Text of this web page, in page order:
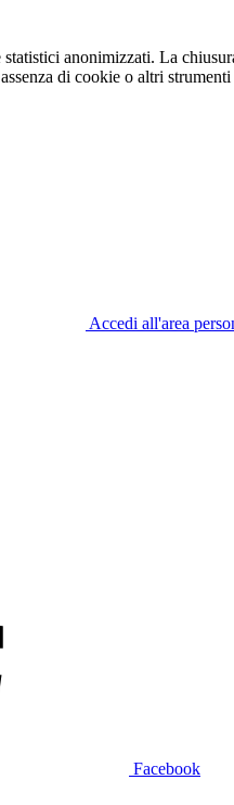
anonimizzati. La
di cookie o altri
Accedi all'area
Facebook